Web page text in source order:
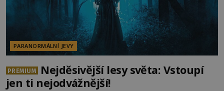
PARANORMÁLNÍ JEVY
PREMIUM
Nejděsivější lesy světa: Vstoupí
jen ti nejodvážnější!